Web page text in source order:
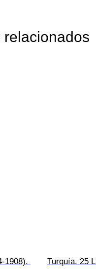
relacionados
1908).
Turquía. 25